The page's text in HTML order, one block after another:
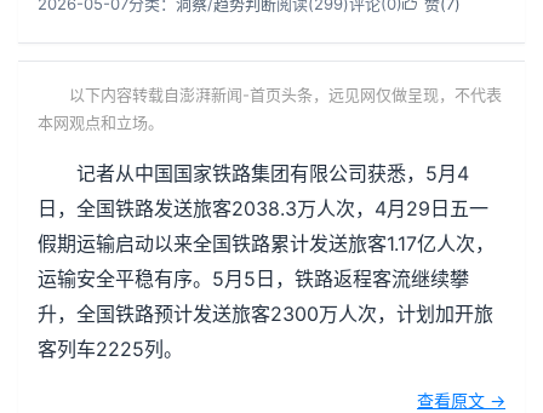
以下内容转载自澎湃新闻-首页头条，远见网仅做呈现，不代表
本网观点和立场。
记者从中国国家铁路集团有限公司获悉，5月4
日，全国铁路发送旅客2038.3万人次，4月29日五一
假期运输启动以来全国铁路累计发送旅客1.17亿人次，
运输安全平稳有序。5月5日，铁路返程客流继续攀
升，全国铁路预计发送旅客2300万人次，计划加开旅
客列车2225列。
查看原文 →